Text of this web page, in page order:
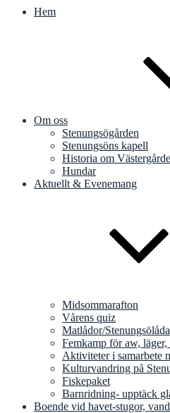
Hem
Om oss
Stenungsögården
Stenungsöns kapell
Historia om
Hundar
Aktuellt & Evenemang
Midsommarafton
Vårens quiz
Matlådor/
Femkamp för aw,
Aktiviteter i samarbete
Kulturvandring på
Fiskepaket
Barnridning- upptäck
Boende vid havet-stugor,